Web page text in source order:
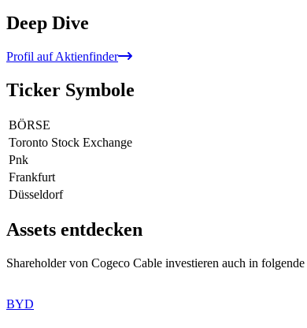
Deep Dive
Profil auf Aktienfinder
Ticker Symbole
BÖRSE
Toronto Stock Exchange
Pnk
Frankfurt
Düsseldorf
Assets entdecken
Shareholder von Cogeco Cable investieren auch in folgende
BYD